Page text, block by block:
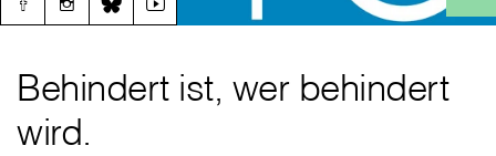
Behindert ist, wer behindert
wird.